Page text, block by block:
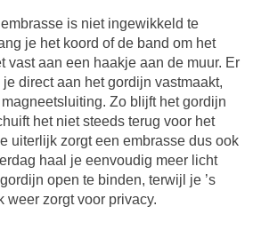
is niet ingewikkeld te
je het koord of de band om het
vast aan een haakje aan de muur. Er
direct aan het gordijn vastmaakt,
Zo blijft het gordijn
het niet steeds terug voor het
uiterlijk zorgt een embrasse dus ook
haal je eenvoudig meer licht
open te binden, terwijl je ’s
weer zorgt voor privacy.